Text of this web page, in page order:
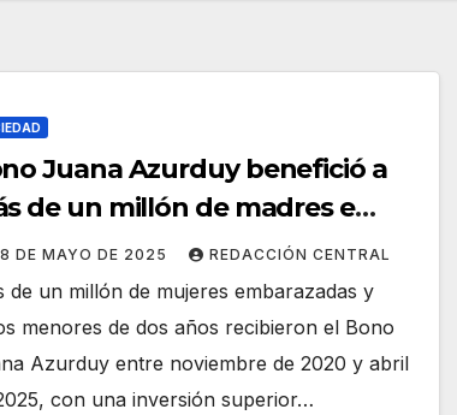
Juana Azurduy benefició a
de un millón de madres e
entre 2020 y 2025
DE MAYO DE 2025 REDACCIÓN CENTRAL
de un millón de mujeres embarazadas y
menores de dos años recibieron el Bono
Azurduy entre noviembre de 2020 y abril
con una inversión superior…